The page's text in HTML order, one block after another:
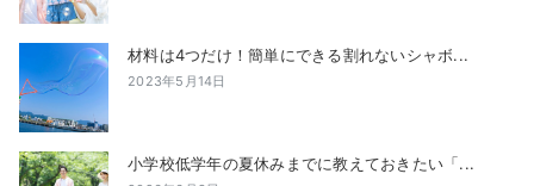
材料は4つだけ！簡単にできる割れないシャボ...
2023年5月14日
小学校低学年の夏休みまでに教えておきたい「...